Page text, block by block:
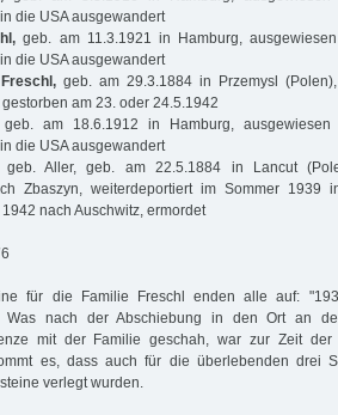
die USA ausgewandert
geb. am 11.3.1921 in Hamburg,
die USA ausgewandert
geb. am 29.3.1884 in Przemysl
am 23. oder 24.5.1942
geb. am 18.6.1912 in Hamburg,
die USA ausgewandert
geb. Aller, geb. am 22.5.1884 in Lancut
Zbaszyn, weiterdeportiert im Sommer 1939
nach Auschwitz, ermordet
für die Familie Freschl enden alle auf:
Was nach der Abschiebung in den Ort an
mit der Familie geschah, war zur Zeit der
es, dass auch für die überlebenden drei
verlegt wurden.